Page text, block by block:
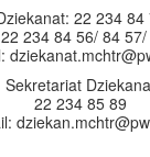
22 234 84
234 84 56/ 84
Sekretariat
22 234 85 89